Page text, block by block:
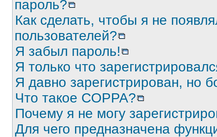
пароль?
Как сделать, чтобы я не
пользователей?
Я забыл пароль!
Я только что
Я давно зарегистрирован, но
Что такое COPPA?
Почему я не могу
Для чего предназначена